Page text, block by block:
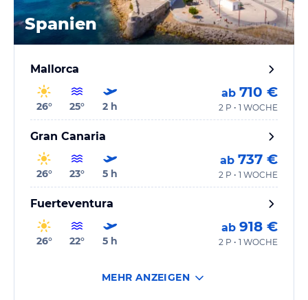
Spanien
Mallorca
26° 25° 2 h
ab 710 €
2 P • 1 WOCHE
Gran Canaria
26° 23° 5 h
ab 737 €
2 P • 1 WOCHE
Fuerteventura
26° 22° 5 h
ab 918 €
2 P • 1 WOCHE
MEHR ANZEIGEN